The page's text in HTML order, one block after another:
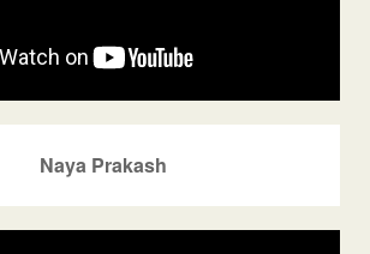
Naya Prakash